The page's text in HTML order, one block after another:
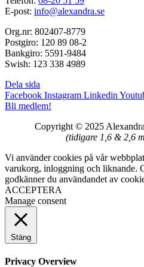
E-post: info@alexandra.se
Org.nr: 802407-8779
Postgiro: 120 89 08-2
Bankgiro: 5591-9484
Swish: 123 338 4989
Dela sida
Facebook Instagram Linkedin
Bli medlem!
Copyright © 2025 Alexandra
(tidigare 1,6 & 2,6
Vi använder cookies på vår
varukorg, inloggning och liknande.
godkänner du användandet av
ACCEPTERA
Manage consent
Stäng
Privacy Overview